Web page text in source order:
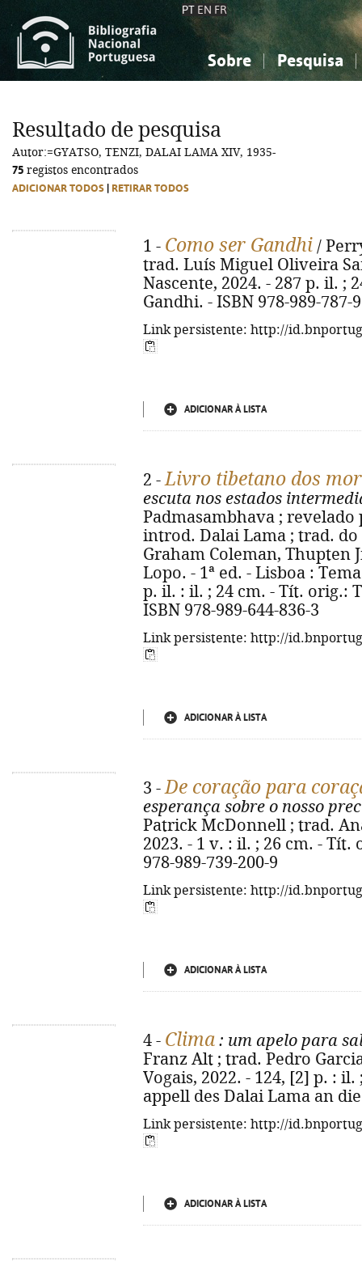
PT EN FR
Sobre Pesquisa
Ciências sociais...
Arte, desporto...
Ciências sociais...
Arte, desporto...
Resultado de pesquisa
Autor:=GYATSO, TENZI, DALAI LAMA XIV, 1935-
75 registos encontrados
ADICIONAR TODOS RETIRAR TODOS
1 - Como ser Gandhi /
trad. Luís Miguel Oliveira
Nascente, 2024. - 287 p. il. ;
Gandhi. - ISBN 978-989-787-
Link persistente: http://
ADICIONAR À LISTA
2 -Livro tibetano dos
escuta nos estados
Padmasambhava ;
introd. Dalai Lama ; trad.
Graham Coleman, Thupten
Lopo. - 1ª ed. - Lisboa :
p. il. : il. ; 24 cm. - Tít. orig.:
ISBN 978-989-644-836-3
Link persistente: http://
ADICIONAR À LISTA
3 -De coração para
esperança sobre o nosso
Patrick McDonnell ; trad.
2023. - 1 v. : il. ; 26 cm. -
978-989-739-200-9
Link persistente: http://
ADICIONAR À LISTA
4 - Clima : um apelo para
Franz Alt ; trad. Pedro
Vogais, 2022. - 124, [2] p. :
appell des Dalai Lama an
Link persistente: http://
ADICIONAR À LISTA